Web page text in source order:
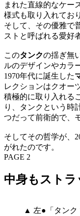
まれた直線的なケー
様式も取り入れてお
そして、その優雅で
ストと呼ばれる愛好
このタンクの揺ぎ無
ルのデザインやカラ
1970年代に誕生した
レクションはクオー
積極的に取り入れる
り、タンクという時
つだって前衛的で、
そしてその哲学が、
がれたのです。
PAGE 2
中身もストラ
▲ 左●「タンク